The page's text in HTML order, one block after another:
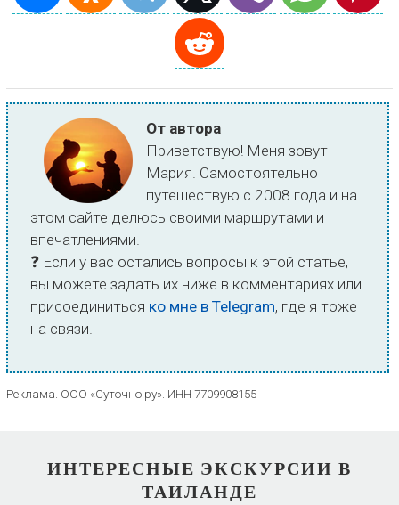
От автора
Приветствую! Меня зовут
Мария. Самостоятельно
путешествую с 2008 года и на
этом сайте делюсь своими маршрутами и
впечатлениями.
❓ Если у вас остались вопросы к этой статье,
вы можете задать их ниже в комментариях или
присоединиться ко мне в Telegram, где я тоже
на связи.
Реклама. ООО «Суточно.ру». ИНН 7709908155
ИНТЕРЕСНЫЕ ЭКСКУРСИИ В
ТАИЛАНДЕ